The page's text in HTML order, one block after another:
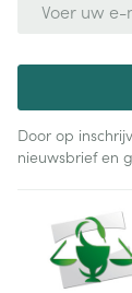
Door op
nieuwsbrief en